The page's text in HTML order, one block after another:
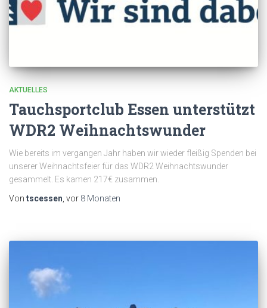
AKTUELLES
Tauchsportclub Essen unterstützt
WDR2 Weihnachtswunder
Wie bereits im vergangen Jahr haben wir wieder fleißig Spenden bei
unserer Weihnachtsfeier für das WDR2 Weihnachtswunder
gesammelt. Es kamen 217€ zusammen.
Von tscessen , vor 8 Monaten